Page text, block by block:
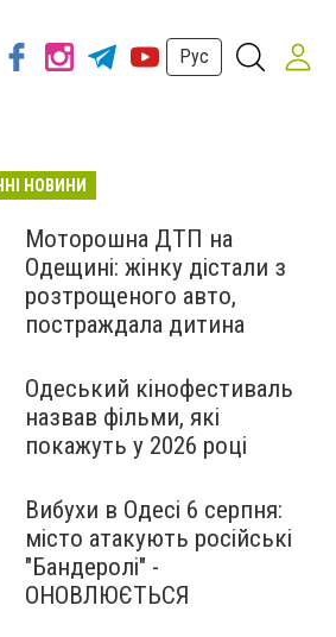
Рус
НОВИНИ
Моторошна ДТП на
Одещині: жінку дістали з
розтрощеного авто,
постраждала дитина
Одеський кінофестиваль
назвав фільми, які
покажуть у 2026 році
Вибухи в Одесі 6 серпня:
місто атакують російські
"Бандеролі" -
ОНОВЛЮЄТЬСЯ